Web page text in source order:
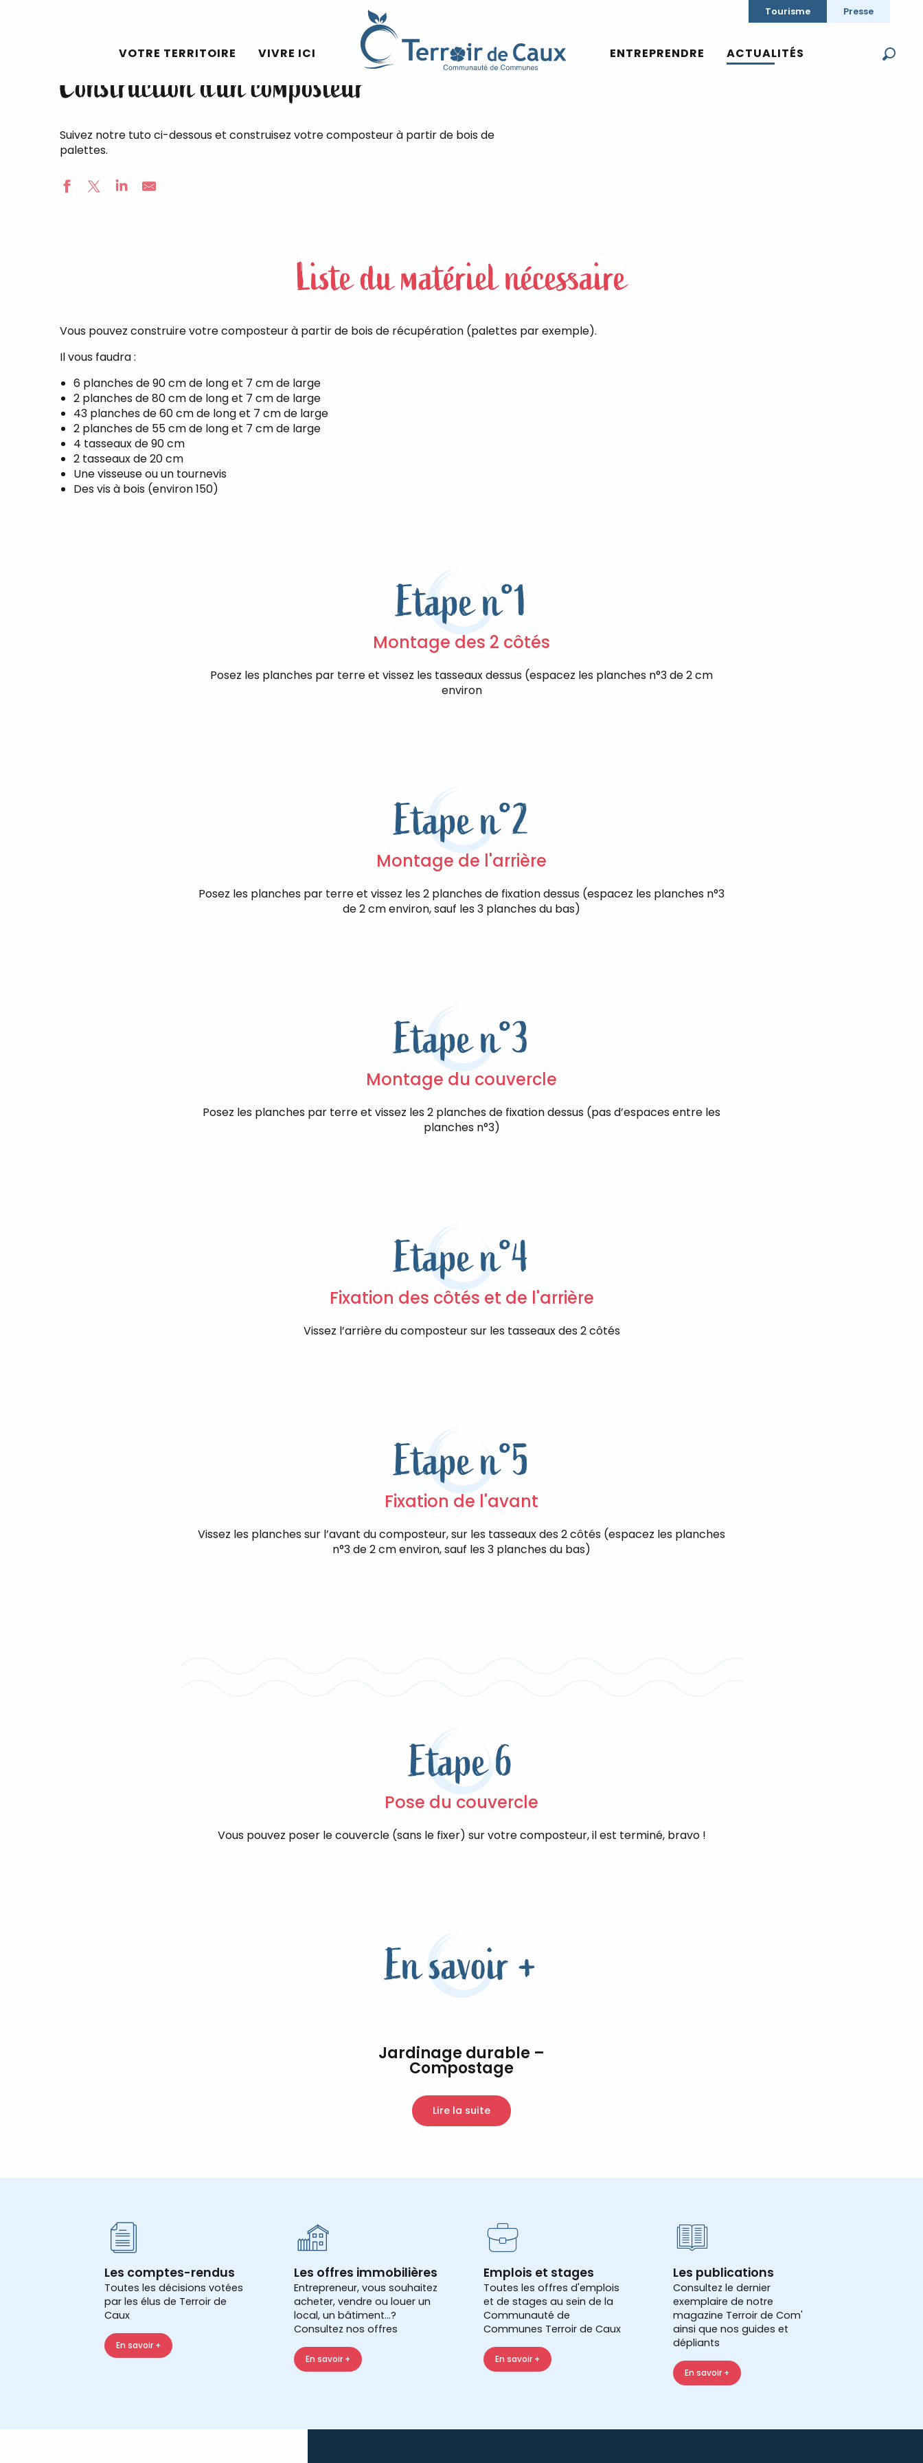
Tourisme Presse
VOTRE TERRITOIRE VIVRE ICI ENTREPRENDRE ACTUALITÉS
Construction d’un composteur
Suivez notre tuto ci-dessous et construisez votre composteur à partir de bois de
palettes.
Liste du matériel nécessaire
Vous pouvez construire votre composteur à partir de bois de récupération (palettes par exemple).
Il vous faudra :
6 planches de 90 cm de long et 7 cm de large
2 planches de 80 cm de long et 7 cm de large
43 planches de 60 cm de long et 7 cm de large
2 planches de 55 cm de long et 7 cm de large
4 tasseaux de 90 cm
2 tasseaux de 20 cm
Une visseuse ou un tournevis
Des vis à bois (environ 150)
Etape n°1
Montage des 2 côtés
Posez les planches par terre et vissez les tasseaux dessus (espacez les planches n°3 de 2 cm
environ
Etape n°2
Montage de l'arrière
Posez les planches par terre et vissez les 2 planches de fixation dessus (espacez les planches n°3
de 2 cm environ, sauf les 3 planches du bas)
Etape n°3
Montage du couvercle
Posez les planches par terre et vissez les 2 planches de fixation dessus (pas d’espaces entre les
planches n°3)
Etape n°4
Fixation des côtés et de l'arrière
Vissez l’arrière du composteur sur les tasseaux des 2 côtés
Etape n°5
Fixation de l'avant
Vissez les planches sur l’avant du composteur, sur les tasseaux des 2 côtés (espacez les planches
n°3 de 2 cm environ, sauf les 3 planches du bas)
Etape 6
Pose du couvercle
Vous pouvez poser le couvercle (sans le fixer) sur votre composteur, il est terminé, bravo !
En savoir +
Jardinage durable –
Compostage
Lire la suite
Les comptes-rendus
Toutes les décisions votées
par les élus de Terroir de
Caux
En savoir +
Les offres immobilières
Entrepreneur, vous souhaitez
acheter, vendre ou louer un
local, un bâtiment...?
Consultez nos offres
En savoir +
Emplois et stages
Toutes les offres d'emplois
et de stages au sein de la
Communauté de
Communes Terroir de Caux
En savoir +
Les publications
Consultez le dernier
exemplaire de notre
magazine Terroir de Com'
ainsi que nos guides et
dépliants
En savoir +